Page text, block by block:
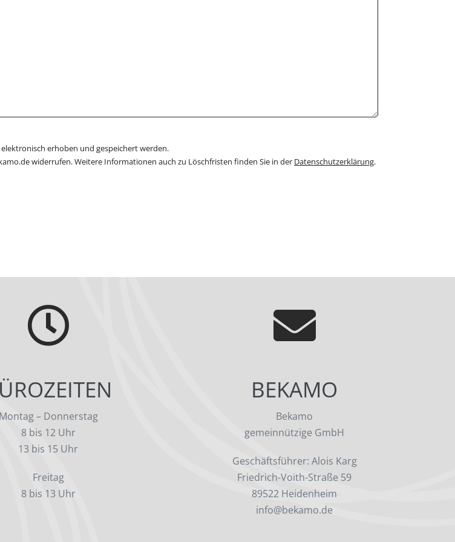
erhoben und gespeichert werden.
widerrufen. Weitere Informationen auch zu Löschfristen finden Sie in der Datenschutzerklärung.
Montag – Donnerstag
8 bis 12 Uhr
13 bis 15 Uhr
Freitag
8 bis 13 Uhr
BEKAMO
Bekamo
gemeinnützige GmbH
Geschäftsführer: Alois Karg
Friedrich-Voith-Straße 59
89522 Heidenheim
info@bekamo.de